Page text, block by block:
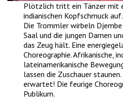
Plötzlich tritt ein Tänzer mit
indianischen Kopfschmuck
Die Trommler wirbeln
Saal und die jungen Damen
das Zeug hält. Eine
Choreographie. Afrikanische,
lateinamerikanische
lassen die Zuschauer
erwartet! Die feurige
Publikum.